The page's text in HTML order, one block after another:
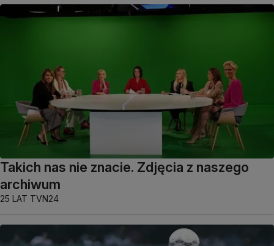
Takich nas nie znacie. Zdjęcia z naszego
archiwum
25 LAT TVN24